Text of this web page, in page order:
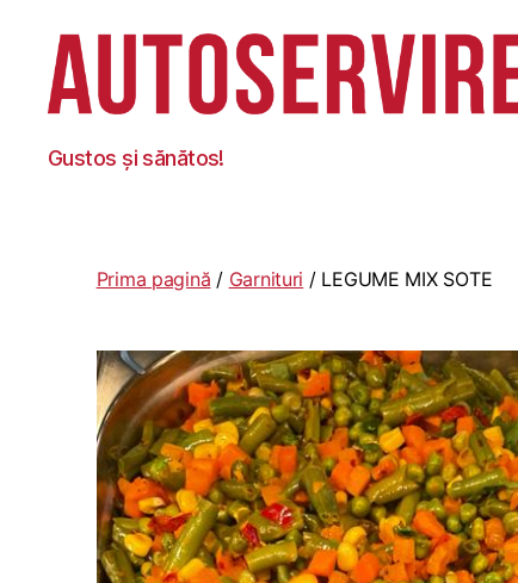
Autoservire
Foisor
Gustos și sănătos!
Prima pagină / Garnituri / LEGUME MIX SOTE